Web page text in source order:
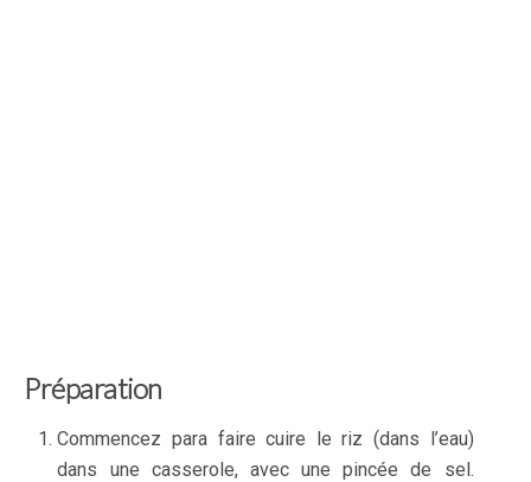
Préparation
Commencez para faire cuire le riz (dans l’eau)
dans une casserole, avec une pincée de sel.